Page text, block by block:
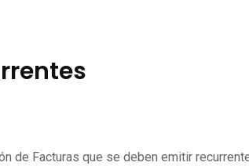
de Facturas que se deben emitir